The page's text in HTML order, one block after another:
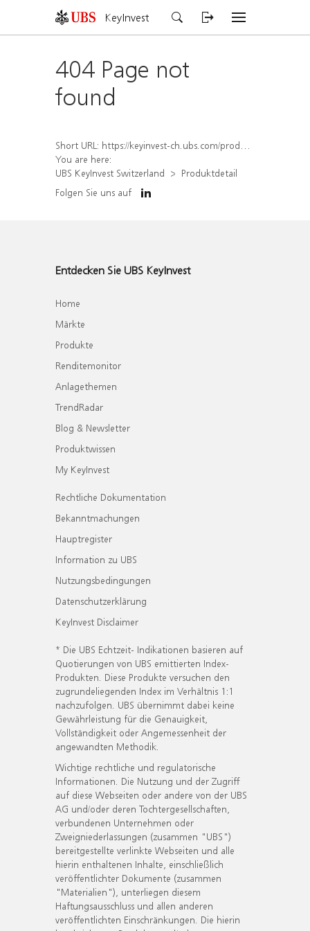
KeyInvest
404 Page not
found
Short URL: https://keyinvest-ch.ubs.com/produkt/detail/index/isin/CH1567055004
You are here:
UBS KeyInvest Switzerland
Produktdetail
Folgen Sie uns auf
Entdecken Sie UBS KeyInvest
Home
Märkte
Produkte
Renditemonitor
Anlagethemen
TrendRadar
Blog & Newsletter
Produktwissen
My KeyInvest
Rechtliche Dokumentation
Bekanntmachungen
Hauptregister
Information zu UBS
Nutzungsbedingungen
Datenschutzerklärung
KeyInvest Disclaimer
* Die UBS Echtzeit- Indikationen basieren auf
Quotierungen von UBS emittierten Index-
Produkten. Diese Produkte versuchen den
zugrundeliegenden Index im Verhältnis 1:1
nachzufolgen. UBS übernimmt dabei keine
Gewährleistung für die Genauigkeit,
Vollständigkeit oder Angemessenheit der
angewandten Methodik.
Wichtige rechtliche und regulatorische
Informationen. Die Nutzung und der Zugriff
auf diese Webseiten oder andere von der UBS
AG und/oder deren Tochtergesellschaften,
verbundenen Unternehmen oder
Zweigniederlassungen (zusammen "UBS")
bereitgestellte verlinkte Webseiten und alle
hierin enthaltenen Inhalte, einschließlich
veröffentlichter Dokumente (zusammen
"Materialien"), unterliegen diesem
Haftungsausschluss und allen anderen
veröffentlichten Einschränkungen. Die hierin